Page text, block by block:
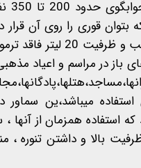
قوری را روی آن قرار
سماور با قیمت مناسب
در مراسم و اعیاد
استفاده میباشد،ین
استفاده همزمان از آنها ،
بالا و داشتن تنوره ،